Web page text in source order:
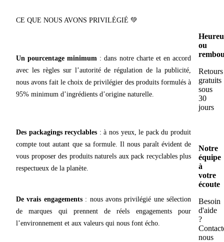
CE QUE NOUS AVONS PRIVILÉGIÉ 💚
Un pourcentage minimum : dans notre charte et en accord
avec les règles sur l’autorité de régulation de la publicité,
nous avons fait le choix de privilégier des produits formulés à
95% minimum d’ingrédients d’origine naturelle.
Des packagings recyclables : à nos yeux, le pack du produit
compte tout autant que sa formule. Il nous paraît évident de
vous proposer des produits naturels aux pack recyclables plus
respectueux de la planète.
De vrais engagements: nous avons privilégié une sélection
de marques qui prennent de réels engagements pour
l’environnement et aux valeurs qui nous font écho.
ou
Retours
gratuits
sous
30
jours
Notre
équipe
à
votre
écoute
Besoin
d'aide
?
nous